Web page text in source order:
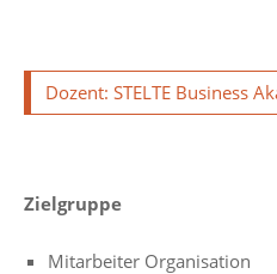
Dozent: STELTE Business
Zielgruppe
Mitarbeiter Organisation